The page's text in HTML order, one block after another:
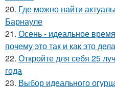
20. Где можно найти
Барнауле
21. Осень - идеальное
почему это так и как это
22. Откройте для себя 25
года
23. Выбор идеального